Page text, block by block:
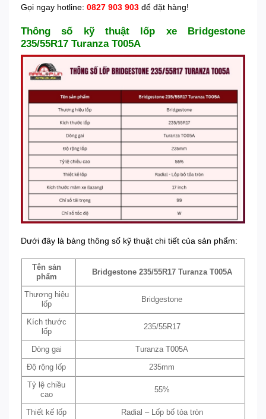
Gọi ngay hotline: 0827 903 903 để đặt hàng!
Thông số kỹ thuật lốp xe Bridgestone
235/55R17 Turanza T005A
Dưới đây là bảng thông số kỹ thuật chi tiết của sản phẩm:
Tên sản
phẩm
Bridgestone 235/55R17 Turanza T005A
Thương hiệu
lốp
Bridgestone
Kích thước
lốp
235/55R17
Dòng gai Turanza T005A
Độ rộng lốp 235mm
Tỷ lệ chiều
cao
55%
Thiết kế lốp Radial – Lốp bố tỏa tròn